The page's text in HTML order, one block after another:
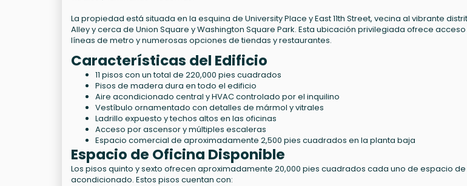
La propiedad está situada en la esquina de University Place y East 11th Street, vecina al vibrante
Alley y cerca de Union Square y Washington Square Park. Esta ubicación privilegiada ofrece
líneas de metro y numerosas opciones de tiendas y restaurantes.
Características del Edificio
11 pisos con un total de 220,000 pies cuadrados
Pisos de madera dura en todo el edificio
Aire acondicionado central y HVAC controlado por el inquilino
Vestíbulo ornamentado con detalles de mármol y vitrales
Ladrillo expuesto y techos altos en las oficinas
Acceso por ascensor y múltiples escaleras
Espacio comercial de aproximadamente 2,500 pies cuadrados en la planta baja
Espacio de Oficina Disponible
Los pisos quinto y sexto ofrecen aproximadamente 20,000 pies cuadrados cada uno de espacio
acondicionado. Estos pisos cuentan con: